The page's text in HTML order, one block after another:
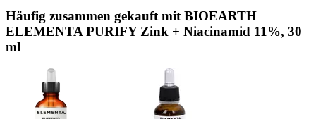
Häufig zusammen gekauft mit BIOEARTH
ELEMENTA PURIFY Zink + Niacinamid 11%, 30
ml